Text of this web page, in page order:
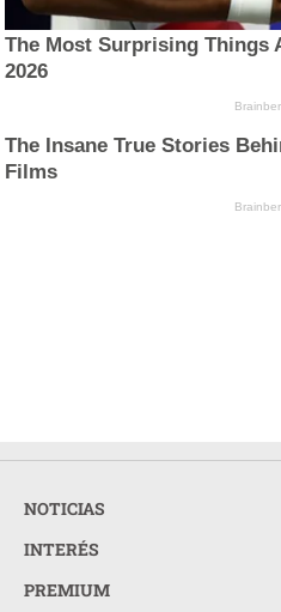
The Most Surprising Things
2026
The Insane True Stories
Films
NOTICIAS
INTERÉS
PREMIUM